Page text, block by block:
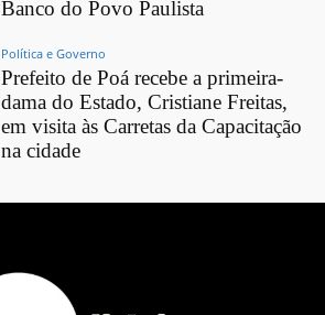
Banco do Povo Paulista
Política e Governo
Prefeito de Poá recebe a primeira-
dama do Estado, Cristiane Freitas,
em visita às Carretas da Capacitação
na cidade